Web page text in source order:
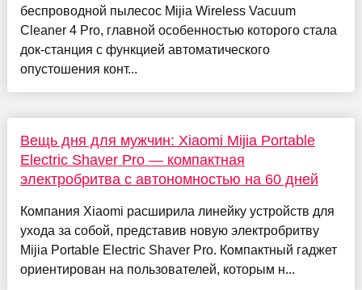
беспроводной пылесос Mijia Wireless Vacuum
Cleaner 4 Pro, главной особенностью которого стала
док-станция с функцией автоматического
опустошения конт...
Вещь дня для мужчин: Xiaomi Mijia Portable
Electric Shaver Pro — компактная
электробритва с автономностью на 60 дней
Компания Xiaomi расширила линейку устройств для
ухода за собой, представив новую электробритву
Mijia Portable Electric Shaver Pro. Компактный гаджет
ориентирован на пользователей, которым н...